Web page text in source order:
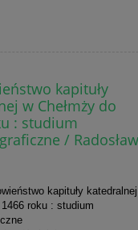
kapituły
w Chełmży do
: studium
/ Radosław
kapituły
1466 roku : studium